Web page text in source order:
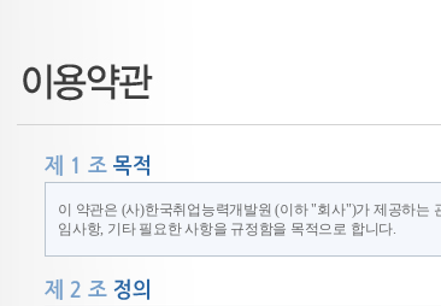
조직도
오시는길
이 약관은 (사)한국취업능력개발원 (이하 "회사")가 제공하는
임사항, 기타 필요한 사항을 규정함을 목적으로 합니다.